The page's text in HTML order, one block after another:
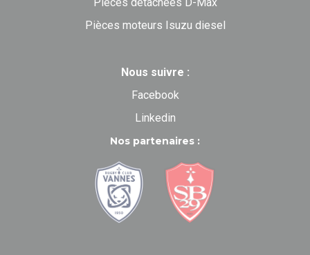
Pièces détachées D-Max
Pièces moteurs Isuzu diesel
Nous suivre :
Facebook
Linkedin
Nos partenaires :